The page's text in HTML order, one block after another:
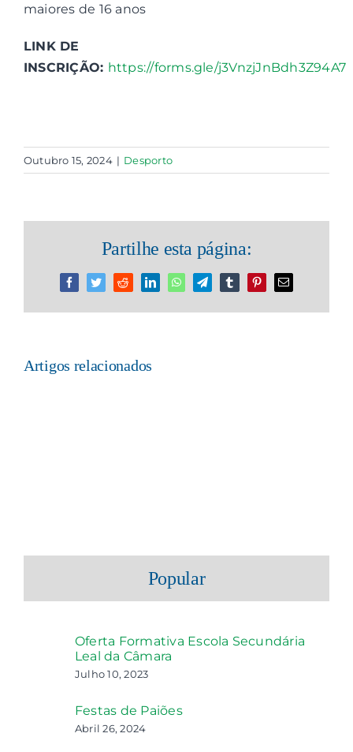
maiores de 16 anos
LINK DE
INSCRIÇÃO: https://forms.gle/j3VnzjJnBdh3Z94A7
Outubro 15, 2024 | Desporto
Partilhe esta página:
FacebookTwitterRedditLinkedInWhatsAppTelegramTumblrPinterestEmail
Artigos relacionados
Popular
Oferta Formativa Escola Secundária
Leal da Câmara
Julho 10, 2023
Festas de Paiões
Abril 26, 2024